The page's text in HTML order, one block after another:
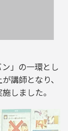
」の一環とし
講師となり、
しました。